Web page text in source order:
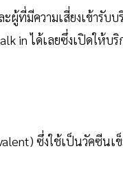
ที่มีความเสี่ยงเข้ารับ
in ได้เลยซึ่งเปิดให้บ
ซึ่งใช้เป็นวัคซีน